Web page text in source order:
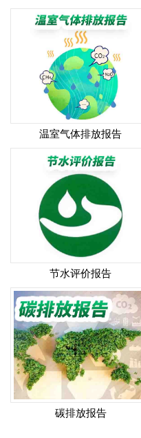
温室气体排放报告
节水评价报告
碳排放报告